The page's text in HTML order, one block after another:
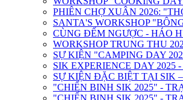
PHIÊN CHỢ XUÂN 2026:
SANTA'S WORKSHOP
CÙNG ĐẾM NGƯỢC - HÁO
WORKSHOP TRUNG THU
SỰ KIỆN "CAMPING DAY
SIK EXPERIENCE DAY
SỰ KIỆN ĐẶC BIỆT TẠI SIK
"CHIẾN BINH SIK 2025" -
"CHIẾN BINH SIK 2025" -